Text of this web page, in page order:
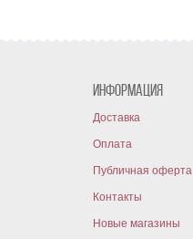
Информация
Доставка
Оплата
Публичная оферта
Контакты
Новые магазины